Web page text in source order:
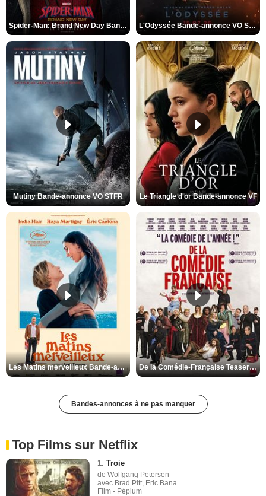
Spider-Man: Brand New Day Bande-annonce VO STFR L'Odyssée Bande-annonce VO STFR
Mutiny Bande-annonce VO STFR Le Triangle d'or Bande-annonce VF
Les Matins merveilleux Bande-annonce VF De la Comédie-Française Teaser VF
Bandes-annonces à ne pas manquer
Top Films sur Netflix
1. Troie
de Wolfgang Petersen
avec Brad Pitt, Eric Bana
Film - Péplum